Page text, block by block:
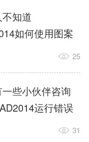
知道
如何使用图案
你们带来的文章
的内容，还有不
和小编一起去学
打开
这款软件，进
25
些小伙伴咨询
运行错误
就为大家带来了31